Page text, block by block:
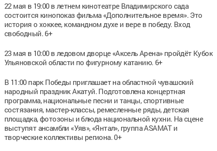
22 мая в 19:00 в летнем кинотеатре Владимирского сада
состоится кинопоказ фильма «Дополнительное время». Это
история о хоккее, командном духе и вере в победу. Вход
свободный. 6+
23 мая в 10:00 в ледовом дворце «Аксель Арена» пройдёт Кубок
Ульяновской области по фигурному катанию. 6+
В 11:00 парк Победы приглашает на областной чувашский
народный праздник Акатуй. Подготовлена концертная
программа, национальные песни и танцы, спортивные
состязания, мастер-классы, ремесленные ряды, детская
площадка, фотозоны и блюда национальной кухни. На сцене
выступят ансамбли «Уяв», «Янтал», группа ASАМАТ и
творческие коллективы региона. 0+